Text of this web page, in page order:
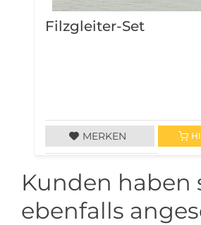
Filzgleiter-Set
MERKEN
Kunden haben
ebenfalls